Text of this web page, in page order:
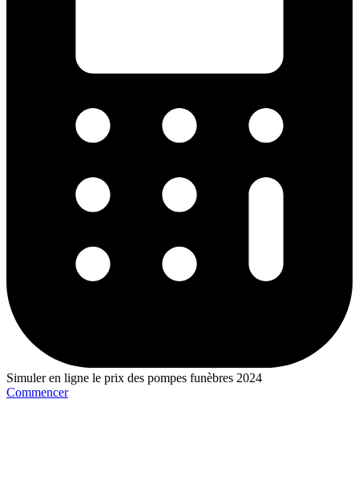
Simuler en ligne le prix des pompes funèbres 2024
Commencer